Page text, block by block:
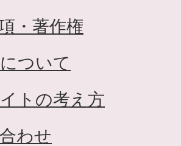
・著作権
ついて
トの考え方
わせ